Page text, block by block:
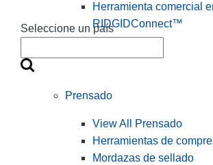
Seleccione un país
Herramienta comercial
RIDGIDConnect™
Prensado
View All Prensado
Herramientas de
Mordazas de sellado